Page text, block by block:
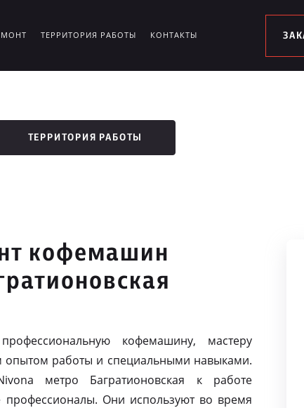
ТЕРРИТОРИЯ РАБОТЫ КОНТАКТЫ
ТЕРРИТОРИЯ РАБОТЫ
кофемашин
кофемашину, мастеру
опытом работы и специальными навыками.
метро Багратионовская к работе
Они используют во время